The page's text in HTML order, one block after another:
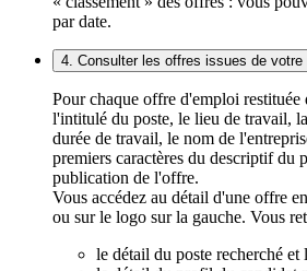
par date.
4. Consulter les offres issues de votre
Pour chaque offre d'emploi restituée
l'intitulé du poste, le lieu de travail,
durée de travail, le nom de
premiers caractères du descriptif du
publication de l'offre.
Vous accédez au détail d'une offre
ou sur le logo sur la gauche. Vous
le détail du poste recherché et